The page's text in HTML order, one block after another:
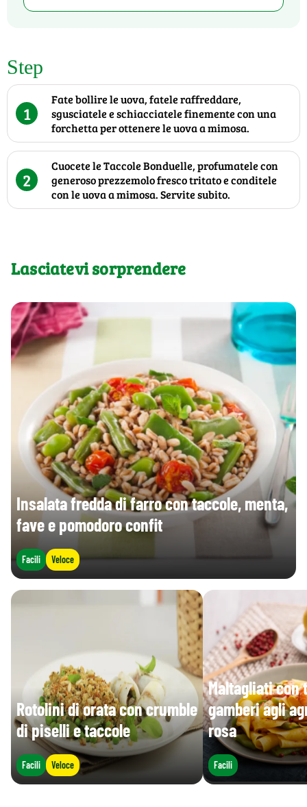
Step
1
Fate bollire le uova, fatele raffreddare,
sgusciatele e schiacciatele finemente con una
forchetta per ottenere le uova a mimosa.
2
Cuocete le Taccole Bonduelle, profumatele con
generoso prezzemolo fresco tritato e conditele
con le uova a mimosa. Servite subito.
Lasciatevi sorprendere
Insalata fredda di farro con taccole, menta,
fave e pomodoro confit
Facili Veloce
Rotolini di orata con crumble
di piselli e taccole
Facili Veloce
Maltagliati con
gamberi agli
rosa
Facili